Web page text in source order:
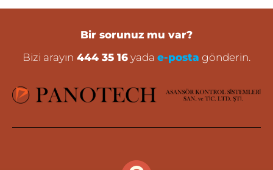
Bir sorunuz mu var?
Bizi arayın 444 35 16 yada e-posta gönderin.